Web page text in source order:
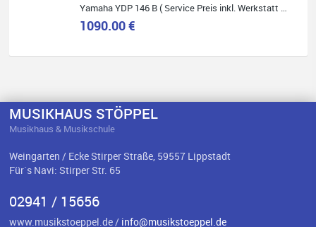
Yamaha YDP 146 B ( Service Preis inkl. Werkstatt Service )
1090.00 €
MUSIKHAUS STÖPPEL
Musikhaus & Musikschule
Weingarten / Ecke Stirper Straße, 59557 Lippstadt
Für`s Navi: Stirper Str. 65
02941 / 15656
www.musikstoeppel.de / info@musikstoeppel.de